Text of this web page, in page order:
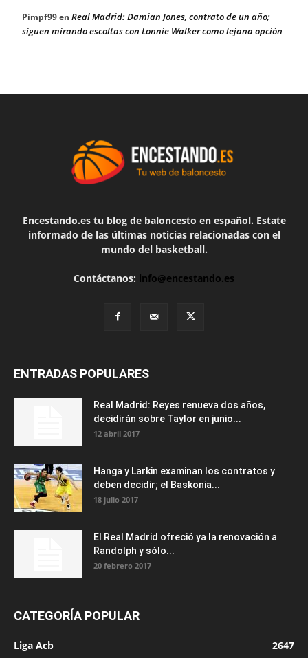
Pimpf99en Real Madrid: Damian Jones, contrato de un año;
siguen mirando escoltas con Lonnie Walker como lejana opción
Encestando.es tu blog de baloncesto en español. Estate
informado de las últimas noticias relacionadas con el
mundo del basketball.
Contáctanos: info@encestando.es
ENTRADAS POPULARES
Real Madrid: Reyes renueva dos años,
decidirán sobre Taylor en junio...
12 abril 2017
Hanga y Larkin examinan los contratos y
deben decidir; el Baskonia...
18 julio 2017
El Real Madrid ofreció ya la renovación a
Randolph y sólo...
20 febrero 2017
CATEGORÍA POPULAR
Liga Acb 2647